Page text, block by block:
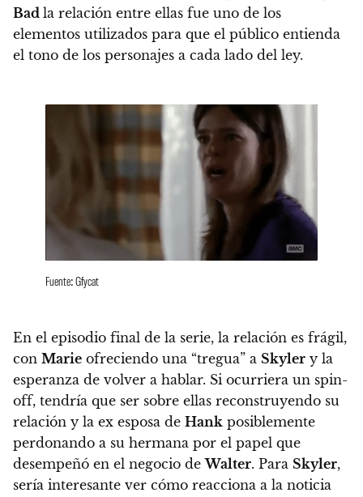
Bad la relación entre ellas fue uno de los
elementos utilizados para que el público entienda
el tono de los personajes a cada lado del ley.
Fuente: Gfycat
En el episodio final de la serie, la relación es frágil,
con Marie ofreciendo una “tregua” a Skyler y la
esperanza de volver a hablar. Si ocurriera un spin-
off, tendría que ser sobre ellas reconstruyendo su
relación y la ex esposa de Hank posiblemente
perdonando a su hermana por el papel que
desempeñó en el negocio deWalter. Para Skyler,
sería interesante ver cómo reacciona a la noticia